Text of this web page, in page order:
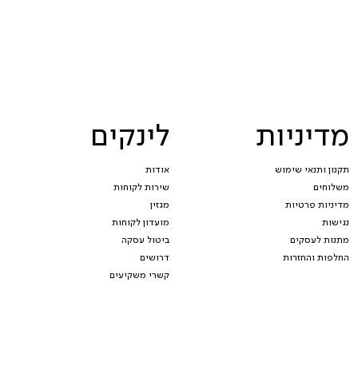
מדיניות
תקנון ותנאי שימוש
משלוחים
מדיניות פרטיות
נגישות
מתנות לעסקים
החלפות והחזרות
לינקים
אודות
שירות לקוחות
מגזין
מועדון לקוחות
ביטול עסקה
דרושים
קשרי משקיעים